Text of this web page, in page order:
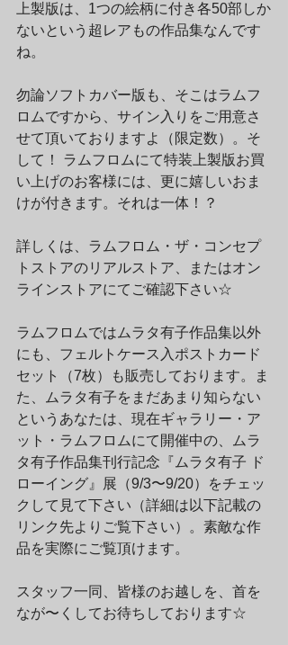
上製版は、1つの絵柄に付き各50部しか
ないという超レアもの作品集なんです
ね。
勿論ソフトカバー版も、そこはラムフ
ロムですから、サイン入りをご用意さ
せて頂いておりますよ（限定数）。そ
して！ ラムフロムにて特装上製版お買
い上げのお客様には、更に嬉しいおま
けが付きます。それは一体！？
詳しくは、ラムフロム・ザ・コンセプ
トストアのリアルストア、またはオン
ラインストアにてご確認下さい☆
ラムフロムではムラタ有子作品集以外
にも、フェルトケース入ポストカード
セット（7枚）も販売しております。ま
た、ムラタ有子をまだあまり知らない
というあなたは、現在ギャラリー・ア
ット・ラムフロムにて開催中の、ムラ
タ有子作品集刊行記念『ムラタ有子 ド
ローイング』展（9/3〜9/20）をチェッ
クして見て下さい（詳細は以下記載の
リンク先よりご覧下さい）。素敵な作
品を実際にご覧頂けます。
スタッフ一同、皆様のお越しを、首を
なが〜くしてお待ちしております☆